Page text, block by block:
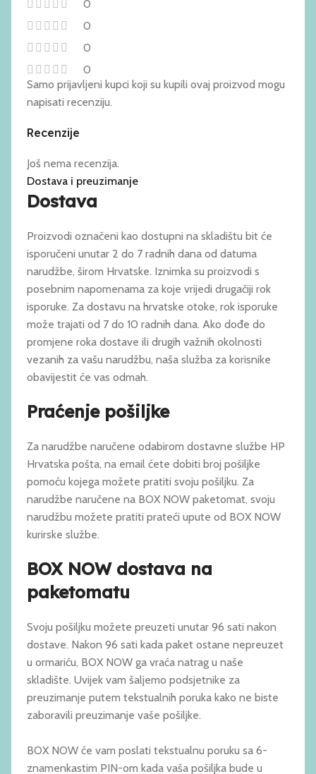
0
0
0
0
Recenzije
Još nema recenzija.
Samo prijavljeni kupci koji su kupili ovaj proizvod mogu
napisati recenziju.
Dostava i preuzimanje
Dostava
Proizvodi označeni kao dostupni na skladištu bit će
isporučeni unutar 2 do 7 radnih dana od datuma
narudžbe, širom Hrvatske. Iznimka su proizvodi s
posebnim napomenama za koje vrijedi drugačiji rok
isporuke. Za dostavu na hrvatske otoke, rok isporuke
može trajati od 7 do 10 radnih dana. Ako dođe do
promjene roka dostave ili drugih važnih okolnosti
vezanih za vašu narudžbu, naša služba za korisnike
obavijestit će vas odmah.
Praćenje pošiljke
Za narudžbe naručene odabirom dostavne službe HP
Hrvatska pošta, na email ćete dobiti broj pošiljke
pomoću kojega možete pratiti svoju pošiljku. Za
narudžbe naručene na BOX NOW paketomat, svoju
narudžbu možete pratiti prateći upute od BOX NOW
kurirske službe.
BOX NOW dostava na
paketomatu
Svoju pošiljku možete preuzeti unutar 96 sati nakon
dostave. Nakon 96 sati kada paket ostane nepreuzet
u ormariću, BOX NOW ga vraća natrag u naše
skladište. Uvijek vam šaljemo podsjetnike za
preuzimanje putem tekstualnih poruka kako ne biste
zaboravili preuzimanje vaše pošiljke.
BOX NOW će vam poslati tekstualnu poruku sa 6-
znamenkastim PIN-om kada vaša pošiljka bude u